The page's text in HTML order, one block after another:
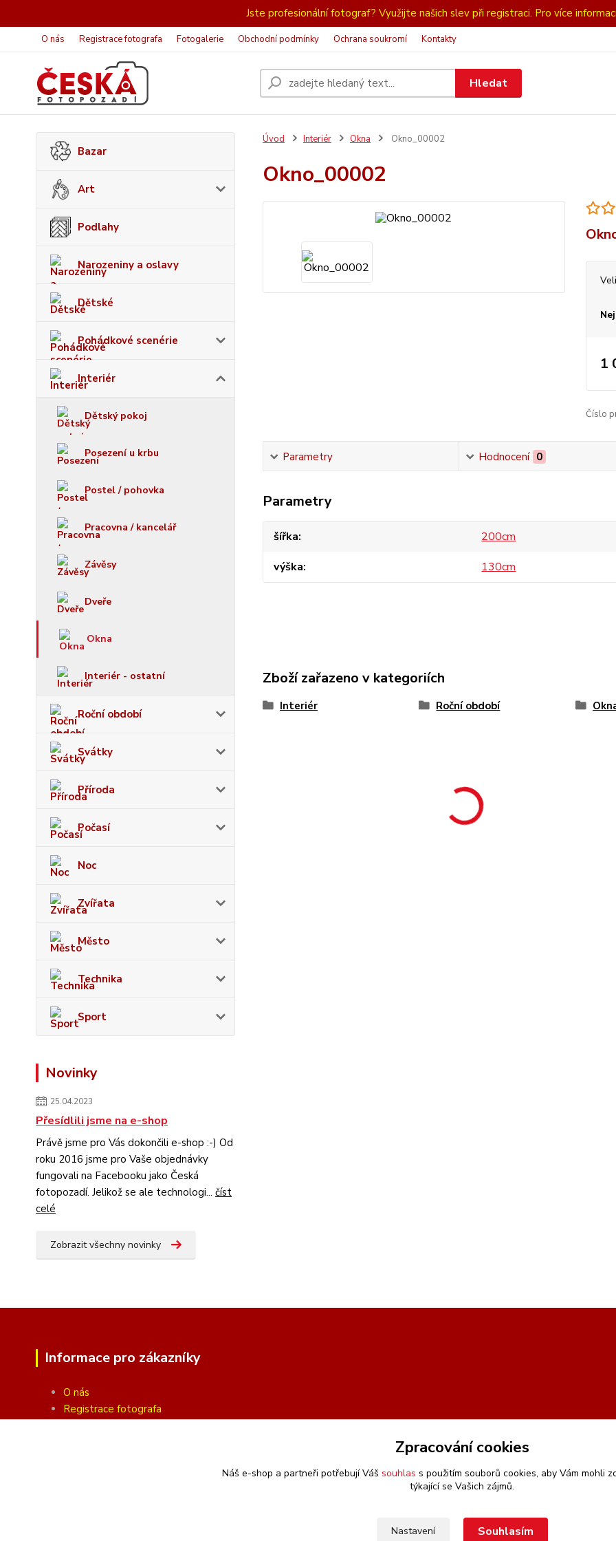
Jste profesionální fotograf? Využijte našich slev při registraci. Pro více
O nás Registrace fotografa Fotogalerie Obchodní podmínky Ochrana soukromí Kontakty
Hledat
Bazar
Art
Podlahy
Narozeniny a oslavy
Dětské
Pohádkové scenérie
Interiér
Dětský pokoj
Posezení u krbu
Postel / pohovka
Pracovna / kancelář
Závěsy
Dveře
Okna
Interiér - ostatní
Roční období
Svátky
Příroda
Počasí
Noc
Zvířata
Město
Technika
Sport
Novinky
25.04.2023
Přesídlili jsme na e-shop
Právě jsme pro Vás dokončili e-shop :-) Od
roku 2016 jsme pro Vaše objednávky
fungovali na Facebooku jako Česká
fotopozadí. Jelikož se ale technologi... číst
celé
Zobrazit všechny novinky
Úvod Interiér Okna Okno_00002
Okno_00002
1
Číslo
Parametry Hodnocení 0
Parametry
šířka
200cm
výška
130cm
Zboží zařazeno v kategoriích
Interiér Roční období
Informace pro zákazníky
O nás
Registrace fotografa
Zpracování cookies
Náš e-shop a partneři potřebují Váš souhlas s použitím souborů cookies, aby Vám mohli
týkající se Vašich zájmů.
Nastavení Souhlasím